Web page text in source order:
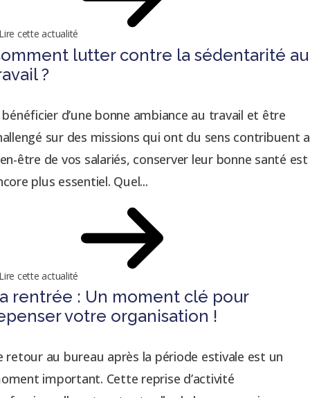
cette actualité
lutter contre la sédentarité au
?
bénéficier d’une bonne ambiance au travail et être
sur des missions qui ont du sens contribuent
être de vos salariés, conserver leur bonne santé est
plus essentiel. Quel...
cette actualité
rentrée : Un moment clé pour
votre organisation !
retour au bureau après la période estivale est un
important. Cette reprise d’activité